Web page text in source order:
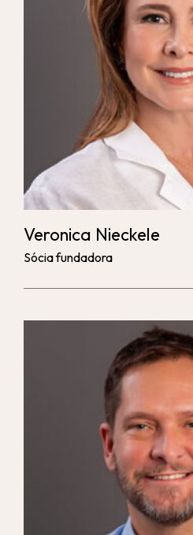
Veronica Nieckele
Sócia fundadora